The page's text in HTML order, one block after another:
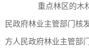
重点林区的木材
民政府林业主管部门核
方人民政府林业主管部